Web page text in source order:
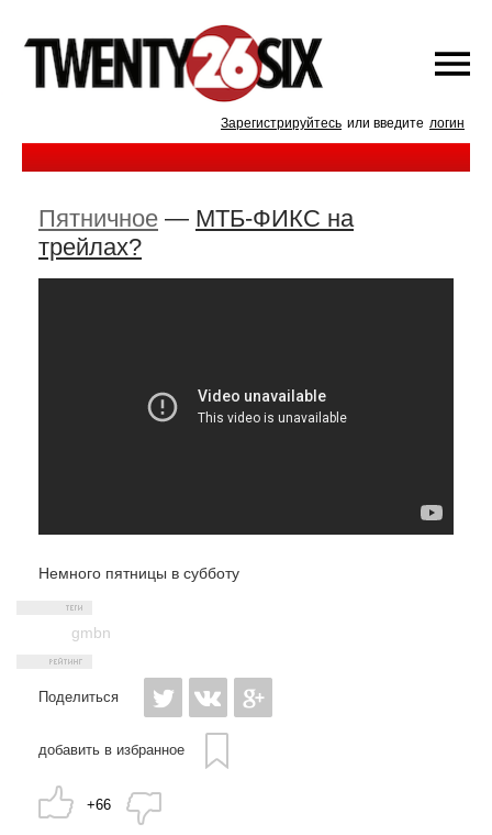
Зарегистрируйтесь или введите логин
Пятничное — МТБ-ФИКС на
трейлах?
Немного пятницы в субботу
gmbn
Поделиться
добавить в избранное
+66